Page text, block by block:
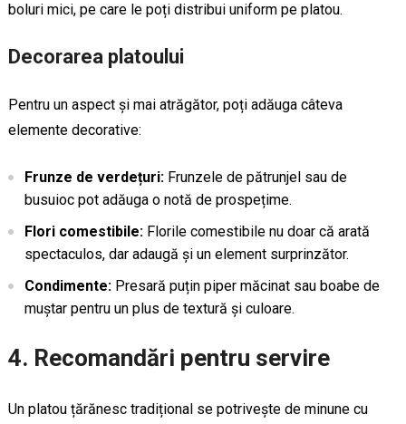
boluri mici, pe care le poți distribui uniform pe platou.
Decorarea platoului
Pentru un aspect și mai atrăgător, poți adăuga câteva
elemente decorative:
Frunze de verdețuri:Frunzele de pătrunjel sau de
busuioc pot adăuga o notă de prospețime.
Flori comestibile:Florile comestibile nu doar că arată
spectaculos, dar adaugă și un element surprinzător.
Condimente:Presară puțin piper măcinat sau boabe de
muștar pentru un plus de textură și culoare.
4. Recomandări pentru servire
Un platou țărănesc tradițional se potrivește de minune cu